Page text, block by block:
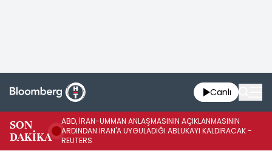
Canlı
SON
DAKİKA
ABD, İRAN-UMMAN ANLAŞMASININ AÇIKLANMASININ
ARDINDAN İRAN'A UYGULADIĞI ABLUKAYI KALDIRACAK -
REUTERS